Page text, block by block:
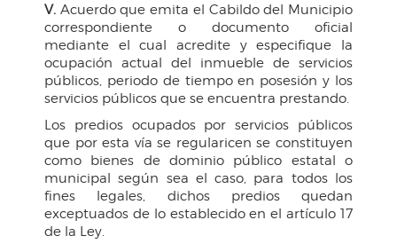
V. Acuerdo que emita el Cabildo del Municipio
correspondiente o documento oficial
mediante el cual acredite y especifique la
ocupación actual del inmueble de servicios
públicos, periodo de tiempo en posesión y los
servicios públicos que se encuentra prestando.
Los predios ocupados por servicios públicos
que por esta vía se regularicen se constituyen
como bienes de dominio público estatal o
municipal según sea el caso, para todos los
fines legales, dichos predios quedan
exceptuados de lo establecido en el artículo 17
de la Ley.